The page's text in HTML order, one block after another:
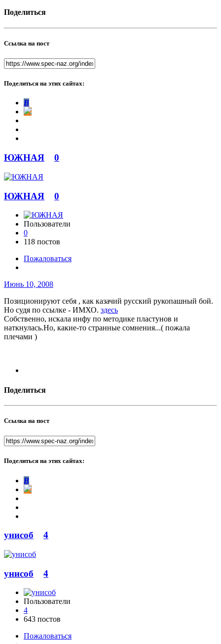
Поделиться
Ссылка на пост
Поделиться на этих сайтах:
В
ЮЖНАЯ 0
ЮЖНАЯ 0
Пользователи
0
118 постов
Пожаловаться
Июнь 10, 2008
Позиционируют себя , как казачий русский рукопашный бой.
Но судя по ссылке - ИМХО. здесь
Собственно, искала инфу по методике пластунов и
наткнулась.Но, какие-то странные сомнения...( пожала
плечами )
Поделиться
Ссылка на пост
Поделиться на этих сайтах:
В
унисоб 4
унисоб 4
Пользователи
4
643 постов
Пожаловаться